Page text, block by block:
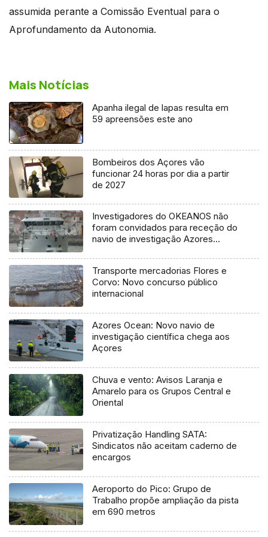
assumida perante a Comissão Eventual para o
Aprofundamento da Autonomia.
Mais Notícias
Apanha ilegal de lapas resulta em
59 apreensões este ano
Bombeiros dos Açores vão
funcionar 24 horas por dia a partir
de 2027
Investigadores do OKEANOS não
foram convidados para receção do
navio de investigação Azores
Transporte mercadorias Flores e
Corvo: Novo concurso público
internacional
Azores Ocean: Novo navio de
investigação científica chega aos
Açores
Chuva e vento: Avisos Laranja e
Amarelo para os Grupos Central e
Oriental
Privatização Handling SATA:
Sindicatos não aceitam caderno de
encargos
Aeroporto do Pico: Grupo de
Trabalho propõe ampliação da pista
em 690 metros